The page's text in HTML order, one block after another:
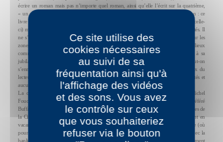
écrire un roman mais pas n’importe quel roman, ainsi qu’elle l’écrit sur la quatrième,
« un roman pour la jeunesse destiné aux adultes » ne voyons pas là un oxymoron : ce
livre est en effet POUR la jeunesse (au sens où il peut être lu comme une défense de celle-
ci) mais certainement inaccessible à elle ; réservé du moins à des lecteurs expérimentés. Il
ne s’agit pourtant pas non plus d’un essai psycho-socio complaisant, larmoyant sur les
zones de non-droit. Quintane scrute la banlieue comme St Tropez, exotisme et lieux
communs, pour les possibilités que cet espace offre à sa pensée, à sa cruauté, à sa
jubilation, à son questionnement de type carrollien (on peut s’ennuyer plus mais peut-on
s’ennuyer mieux ?!), à son écriture. Il y a d’abord (au sens où ça saute aux yeux du
lecteur plus que le reste, on est bien dans le roman) des noms, vrais ou empruntés et
aucun de ceux qu’on attendrait.
La cité où vit (?), où (plus exactement) habite Antonia Bellivetti s’appelle Michel
Foucault, sa meilleur copine Ité et son petit caïd de frère Luc, son jeu électronique préféré
Buffalo Budget, sa sœur Boulimi, leur chat Cafard ; il y a aussi le MAC (Mères Actives de
la Cité !) et les marques des chaussures dont rêvent les adolescentes ; elles partent en
vacances chez leur grand-mère à la Souterraine (ça existe vraiment) dans la Creuse (où
pour piscine on peut dire « pistoche » !) qui a un essentiel « point commun » avec la
banlieue… ce sentiment qu’on ne pouvait pas en sortir (= on ne sort pas d’ici). Comment
Ce site utilise des
cookies nécessaires
au suivi de sa
fréquentation ainsi qu'à
l'affichage des vidéos
et des sons. Vous avez
le contrôle sur ceux
que vous souhaiteriez
refuser via le bouton